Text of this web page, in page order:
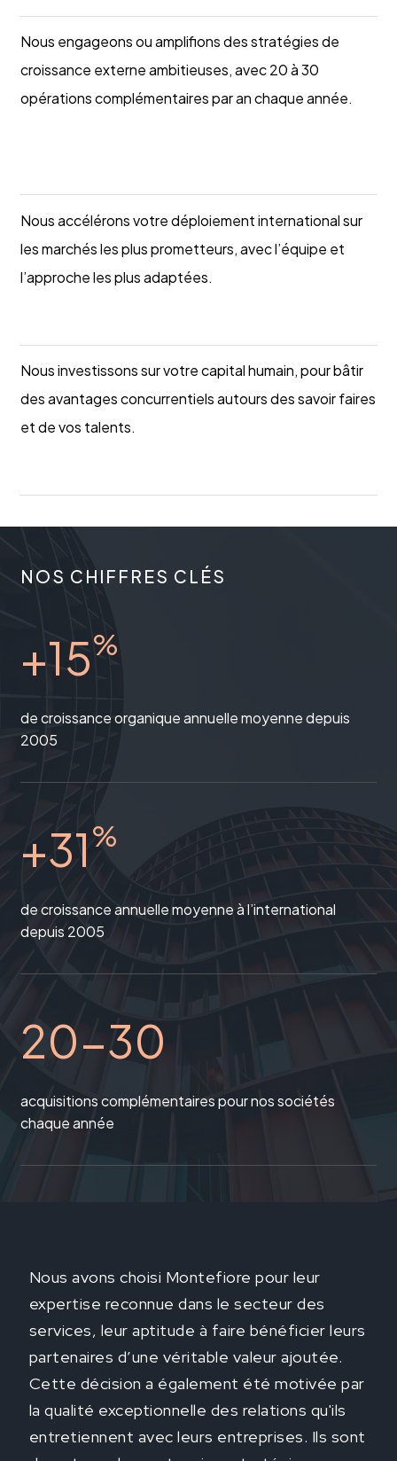
Nous engageons ou amplifions des stratégies de
croissance externe ambitieuses, avec 20 à 30
opérations complémentaires par an chaque année.
Nous accélérons votre déploiement international sur
les marchés les plus prometteurs, avec l’équipe et
l’approche les plus adaptées.
Nous investissons sur votre capital humain, pour bâtir
des avantages concurrentiels autours des savoir faires
et de vos talents.
NOS CHIFFRES CLÉS
+15%
de croissance organique annuelle moyenne depuis
2005
+31 %
de croissance annuelle moyenne à l’international
depuis 2005
20-30
acquisitions complémentaires pour nos sociétés
chaque année
Nous avons choisi Montefiore pour leur
expertise reconnue dans le secteur des
services, leur aptitude à faire bénéficier leurs
partenaires d’une véritable valeur ajoutée.
Cette décision a également été motivée par
la qualité exceptionnelle des relations qu'ils
entretiennent avec leurs entreprises. Ils sont